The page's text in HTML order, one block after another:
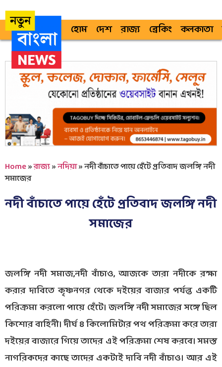
হোম দেশ রাজ্য ব্রেকিং কলকাতা
Home»রাজ্য»নদিয়া»নদী বাঁচাতে পায়ে হেঁটে প্রতিবাদ জলঙ্গি নদী
সমাজের
নদী বাঁচাতে পায়ে হেঁটে প্রতিবাদ জলঙ্গি নদী
সমাজের
জলঙ্গি নদী সমাজ,নদী বাঁচাও, আজকে তারা নদীকে রক্ষা
করার দাবিতে কৃষ্ণনগর থেকে দইয়ের বাজার পর্যন্ত একটি
পরিক্রমা করলো পায়ে হেঁটে। জলঙ্গি নদী সমাজের সঙ্গে ছিল
কিশোর বাহিনী। দীর্ঘ 8 কিলোমিটার পথ পরিক্রমা করে তারা
দইয়ের বাজারে গিয়ে তাদের এই পরিক্রমা শেষ করবে। সমস্ত
নাগরিকদের কাছে তাদের একটাই দাবি নদী বাঁচাও। আর এই